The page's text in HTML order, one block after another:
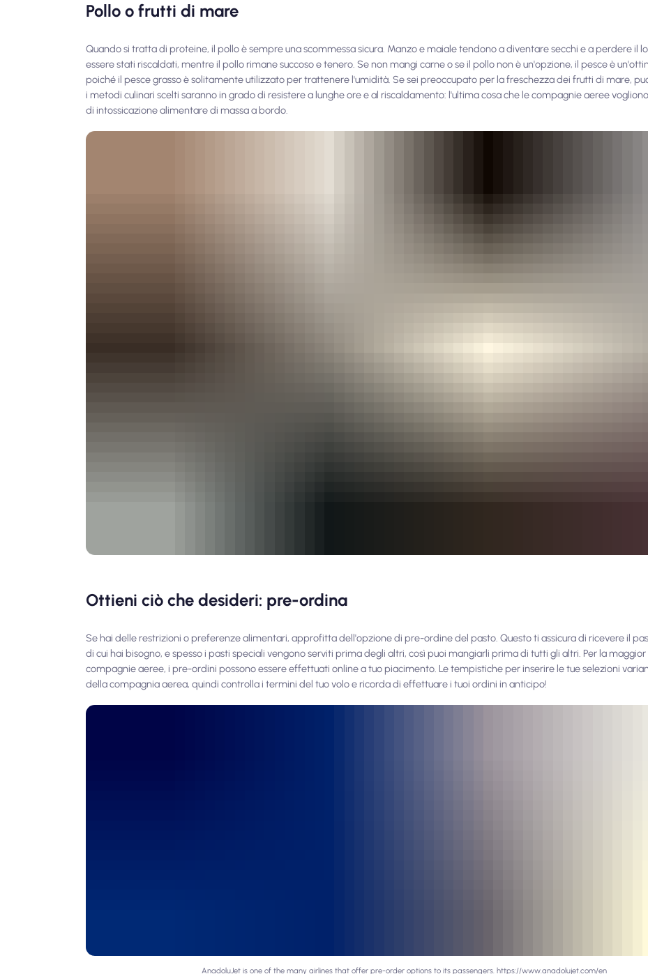
Pollo o frutti di mare
Quando si tratta di proteine, il pollo è sempre una scommessa sicura. Manzo e maiale tendono a diventare secchi e a perdere il
essere stati riscaldati, mentre il pollo rimane succoso e tenero. Se non mangi carne o se il pollo non è un'opzione, il pesce è
poiché il pesce grasso è solitamente utilizzato per trattenere l'umidità. Se sei preoccupato per la freschezza dei frutti di mare,
i metodi culinari scelti saranno in grado di resistere a lunghe ore e al riscaldamento: l'ultima cosa che le compagnie aeree
di intossicazione alimentare di massa a bordo.
Ottieni ciò che desideri: pre-ordina
Se hai delle restrizioni o preferenze alimentari, approfitta dell'opzione di pre-ordine del pasto. Questo ti assicura di ricevere il
di cui hai bisogno, e spesso i pasti speciali vengono serviti prima degli altri, così puoi mangiarli prima di tutti gli altri. Per la
compagnie aeree, i pre-ordini possono essere effettuati online a tuo piacimento. Le tempistiche per inserire le tue selezioni
della compagnia aerea, quindi controlla i termini del tuo volo e ricorda di effettuare i tuoi ordini in anticipo!
AnadoluJet is one of the many airlines that offer pre-order options to its passengers. https://www.anadolujet.com/en